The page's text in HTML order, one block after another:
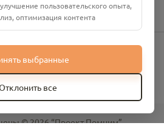
©2026“Проект Помним”
пользовательского опыта,
оптимизация контента
выбранные
все